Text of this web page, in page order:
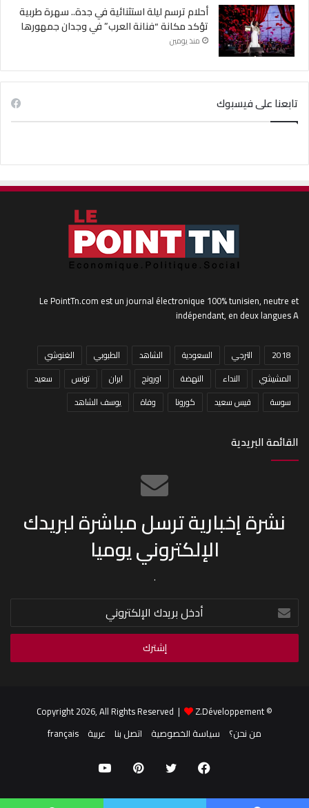
أحلام ترسم ليلة استثنائية في جدة.. سهرة طربية
تؤكد مكانة “فنانة العرب” في وجدان جمهورها
منذ يومين
تابعنا على فيسبوك
Le PointTn.com est un journal électronique 100% tunisien, neutre et
indépendant, en deux langues A
2018 الترجي السعودية الشاهد الطبوبي
الغنوشي
المشيشي
النداء النهضة اورونج ايران تونس
سعيد
سوسة
قيس سعيد كورونا وفاة يوسف الشاهد
القائمة البريدية
نشرة إخبارية ترسل مباشرة لبريدك
الإلكتروني يوميا
.
أدخل
بريدك
الإلكتروني
© Copyright 2026, All Rights Reserved |
Z.Développement
من نحن؟
سياسة الخصوصية اتصل بنا عربية français
فيسبوكتويتر بينتيريستيوتيوب